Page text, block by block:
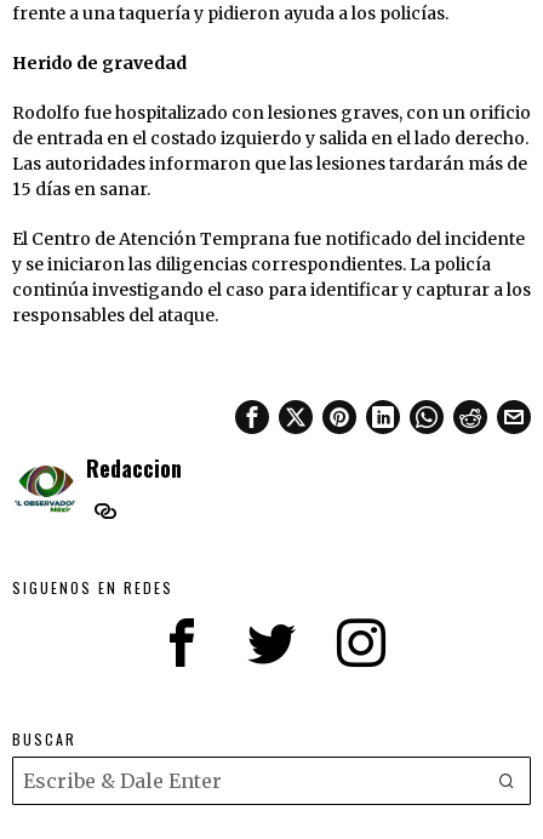
frente a una taquería y pidieron ayuda a los policías.
Herido de gravedad
Rodolfo fue hospitalizado con lesiones graves, con un orificio
de entrada en el costado izquierdo y salida en el lado derecho.
Las autoridades informaron que las lesiones tardarán más de
15 días en sanar.
El Centro de Atención Temprana fue notificado del incidente
y se iniciaron las diligencias correspondientes. La policía
continúa investigando el caso para identificar y capturar a los
responsables del ataque.
Redaccion
SIGUENOS EN REDES
BUSCAR